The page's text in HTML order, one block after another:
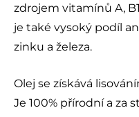
zdrojem vitamínů A,
je také vysoký podíl
zinku a železa.
Olej se získává
Je 100% přírodní a za